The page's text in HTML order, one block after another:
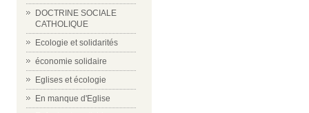
DOCTRINE SOCIALE
CATHOLIQUE
Ecologie et solidarités
économie solidaire
Eglises et écologie
En manque d'Eglise